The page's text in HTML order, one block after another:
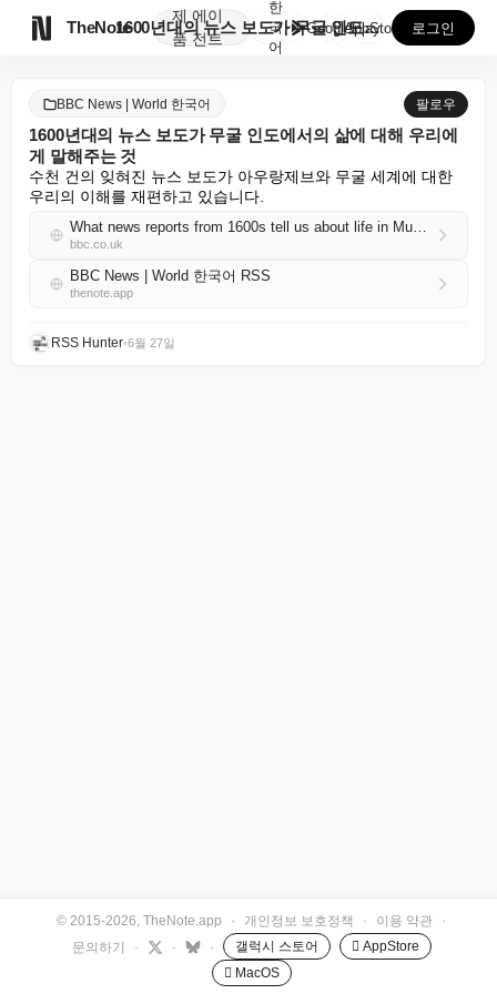
TheNote
제
품
에이
전트
1600년대의 뉴스 보도가 무굴 인도에서의 삶에 대해 ...
한
국
어
GooglePlay
AppStore 로그인
BBC News | World 한국어 팔로우
1600년대의 뉴스 보도가 무굴 인도에서의 삶에 대해 우리에
게 말해주는 것
수천 건의 잊혀진 뉴스 보도가 아우랑제브와 무굴 세계에 대한
우리의 이해를 재편하고 있습니다.
What news reports from 1600s tell us about life in Mughal India
bbc.co.uk
BBC News | World 한국어 RSS
thenote.app
RSS Hunter•6월 27일
© 2015-2026, TheNote.app · 개인정보 보호정책 · 이용 약관
·
문의하기
· · · 갤럭시 스토어
 AppStore
 MacOS